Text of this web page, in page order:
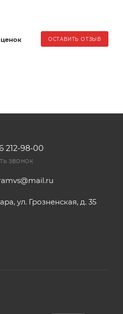
ОСТАВИТЬ ОТЗЫВ
212-98-00
ЗВОНОК
ул. Грозненская, д. 35